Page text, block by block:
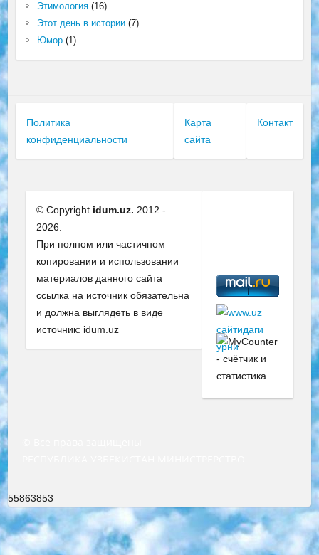
Этимология(16)
Этот день в истории(7)
Юмор(1)
Политика
конфиденциальности
Карта
сайта
Контакт
© Copyright idum.uz. 2012 -
2026.
При полном или частичном
копировании и использовании
материалов данного сайта
ссылка на источник обязательна
и должна выглядеть в виде
источник: idum.uz
55863853